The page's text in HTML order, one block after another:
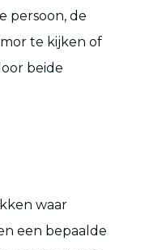
persoon, de
te kijken of
beide
waar
een bepaalde